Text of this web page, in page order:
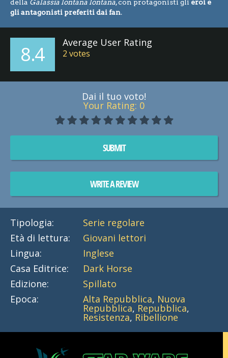
della Galassia lontana lontana, con protagonisti gli eroi e
gli antagonisti preferiti dai fan.
8.4 Average User Rating
2 votes
Dai il tuo voto!
Your Rating: 0
SUBMIT
WRITE A REVIEW
Tipologia:
Serie regolare
Età di lettura:
Giovani lettori
Lingua:
Inglese
Casa Editrice:
Dark Horse
Edizione:
Spillato
Epoca:
Alta Repubblica, Nuova
Repubblica, Repubblica,
Resistenza, Ribellione